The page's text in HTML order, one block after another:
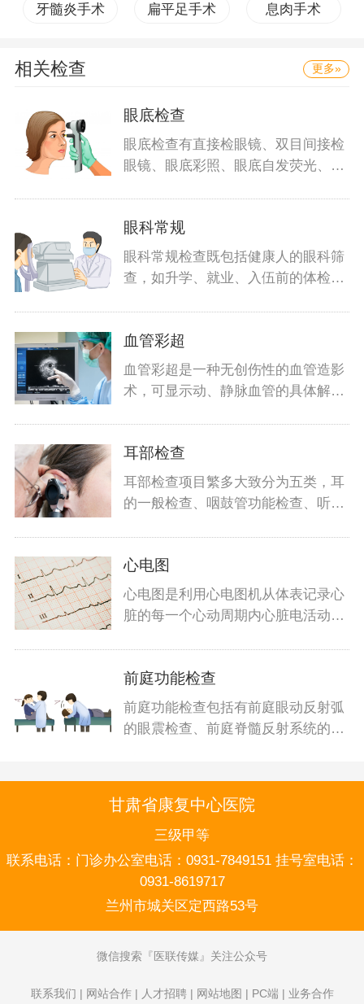
牙髓炎手术 扁平足手术 息肉手术
相关检查 更多»
眼底检查
眼底检查有直接检眼镜、双目间接检
眼镜、眼底彩照、眼底自发荧光、眼
眼科常规
眼科常规检查既包括健康人的眼科筛
查，如升学、就业、入伍前的体检，
血管彩超
血管彩超是一种无创伤性的血管造影
术，可显示动、静脉血管的具体解剖
耳部检查
耳部检查项目繁多大致分为五类，耳
的一般检查、咽鼓管功能检查、听功
心电图
心电图是利用心电图机从体表记录心
脏的每一个心动周期内心脏电活动变
前庭功能检查
前庭功能检查包括有前庭眼动反射弧
的眼震检查、前庭脊髓反射系统的平
甘肃省康复中心医院
三级甲等
联系电话： 门诊办公室电话：0931-7849151 挂号室电话：
0931-8619717
兰州市城关区定西路53号
微信搜索 医联传媒 关注公众号
联系我们 | 网站合作| 人才招聘| 网站地图 | PC端| 业务合作